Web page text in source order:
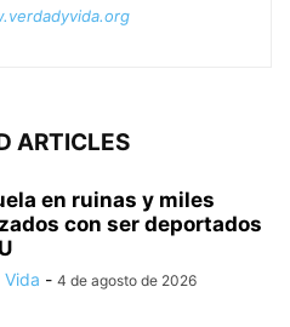
ARTICLES
en ruinas y miles
con ser deportados
- 4 de agosto de 2026